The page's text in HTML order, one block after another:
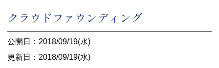
クラウドファウンディング
公開日：2018/09/19(水)
更新日：2018/09/19(水)